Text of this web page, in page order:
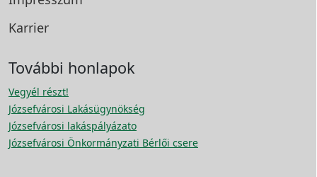
Karrier
További honlapok
Vegyél részt!
Józsefvárosi Lakásügynökség
Józsefvárosi lakáspályázato
Józsefvárosi Önkormányzati Bérlői csere